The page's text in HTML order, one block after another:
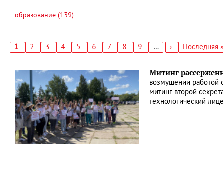
образование (139)
Текущая
1 Страница
2 Страница
3 Страница
4 Страница
5 Страница
6 Страница
7 Страница
8 Страница
9 …
Следующая
›
Последняя
Последняя »
Митинг
возмущении работой
митинг второй
технологический